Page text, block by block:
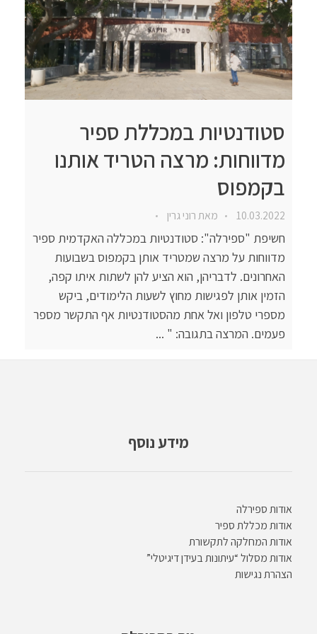
סטודנטיות במכללת ספיר
מדווחות: מרצה הטריד אותנו
בקמפוס
10.03.2022 מאתרוני גרין
חשיפת "ספירלה": סטודנטיות במכללה האקדמית ספיר
מדווחות על מרצה שמטריד אותן בקמפוס בשבועות
האחרונים. לדבריהן, הוא הציע להן לשתות איתו קפה,
הזמין אותן לפגישות מחוץ לשעות הלימודים, ביקש
מספרי טלפון ואל אחת מהסטודנטיות אף התקשר מספר
פעמים. המרצה בתגובה: " ...
מידע נוסף
אודות ספירלה
אודות מכללת ספיר
אודות המחלקה לתקשורת
אודות מסלול “עיתונות בעידן דיגיטלי”
הצהרת נגישות